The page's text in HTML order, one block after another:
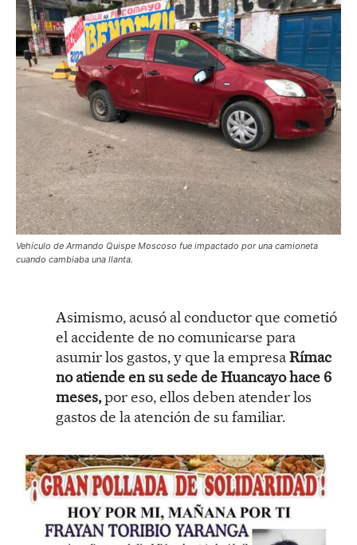
Vehículo de Armando Quispe Moscoso fue impactado por una camioneta
cuando cambiaba una llanta.
Asimismo, acusó al conductor que cometió
el accidente de no comunicarse para
asumir los gastos, y que la empresaRímac
no atiende en su sede de Huancayo hace 6
meses,por eso, ellos deben atender los
gastos de la atención de su familiar.